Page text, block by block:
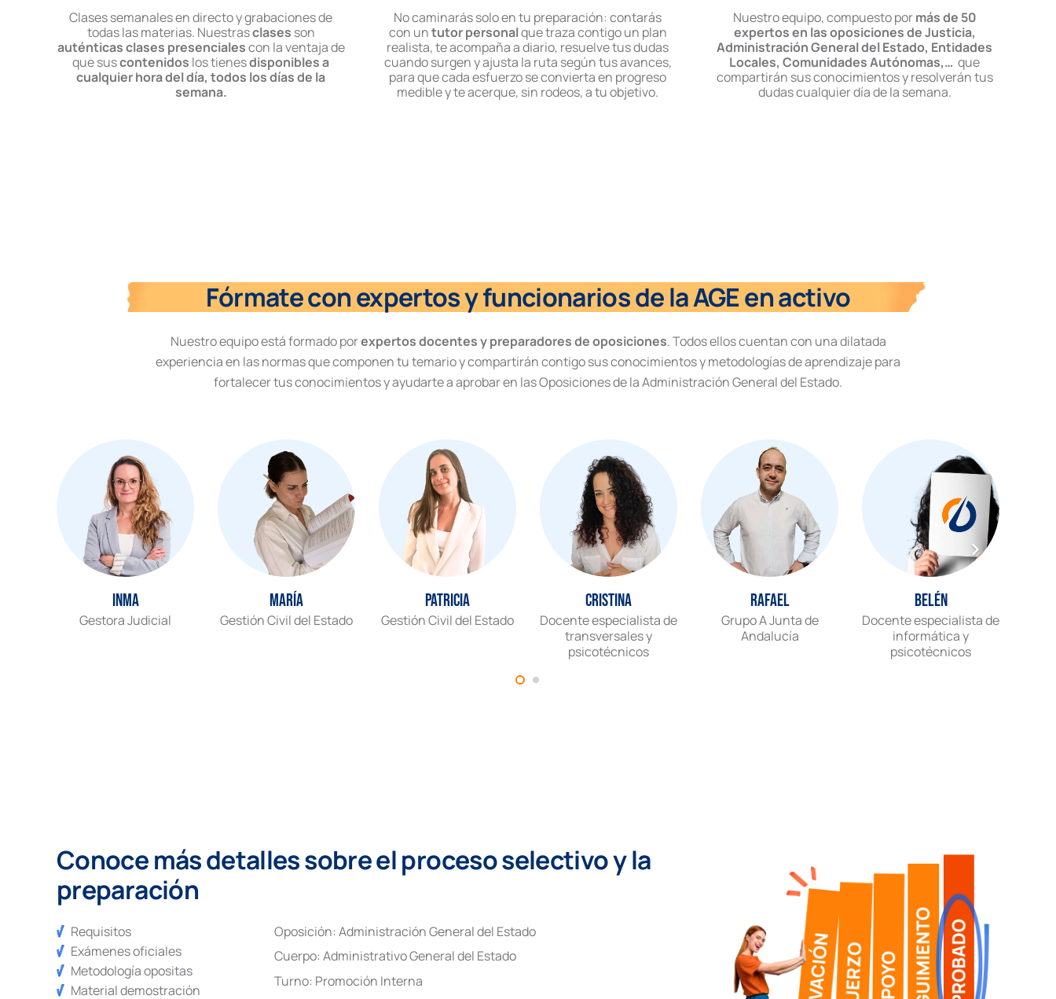
Clases semanales en directo y grabaciones de
todas las materias. Nuestrasclases son
auténticas clases presencialescon la ventaja de
que suscontenidos los tienesdisponibles a
cualquier hora del día, todos los días de la
semana.
No caminarás solo en tu preparación: contarás
con untutor personalque traza contigo un plan
realista, te acompaña a diario, resuelve tus dudas
cuando surgen y ajusta la ruta según tus avances,
para que cada esfuerzo se convierta en progreso
medible y te acerque, sin rodeos, a tu objetivo.
Nuestro equipo, compuesto pormás de 50
expertos en las oposiciones de Justicia,
Administración General del Estado, Entidades
Locales, Comunidades Autónomas,… que
compartirán sus conocimientos y resolverán tus
dudas cualquier día de la semana.
Fórmate con expertos y funcionarios de la AGE en activo
Nuestro equipo está formado porexpertos docentes y preparadores de oposiciones. Todos ellos cuentan con una dilatada
experiencia en las normas que componen tu temario y compartirán contigo sus conocimientos y metodologías de aprendizaje para
fortalecer tus conocimientos y ayudarte a aprobar en las Oposiciones de la Administración General del Estado.
Inma
Gestora Judicial
María
Gestión Civil del Estado
Patricia
Gestión Civil del Estado
Cristina
Docente especialista de
transversales y
psicotécnicos
Rafael
Grupo A Junta de
Andalucía
Belén
Docente especialista de
informática y
psicotécnicos
Conoce más detalles sobre el proceso selectivo y la
preparación
Requisitos
Exámenes oficiales
Metodología opositas
Material demostración
Oposición:Administración General del Estado
Cuerpo:Administrativo General del Estado
Turno: Promoción Interna